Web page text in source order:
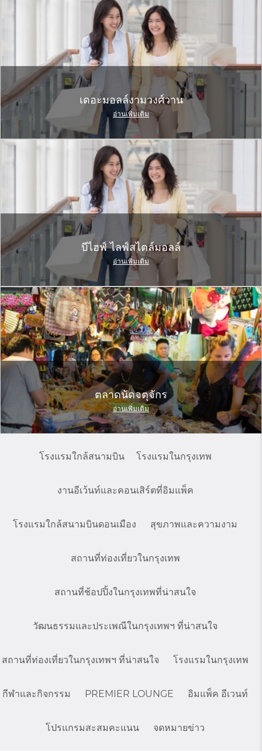
เดอะมอลล์งามวงศ์วาน
อ่านเพิ่มเติม
บีไฮฟ์ ไลฟ์สไตล์มอลล์
อ่านเพิ่มเติม
ตลาดนัดจตุจักร
อ่านเพิ่มเติม
โรงแรมใกล้สนามบิน โรงแรมในกรุงเทพ
งานอีเว้นท์และคอนเสิร์ตที่อิมแพ็ค
โรงแรมใกล้สนามบินดอนเมือง สุขภาพและความงาม
สถานที่ท่องเที่ยวในกรุงเทพ
สถานที่ช้อปปิ้งในกรุงเทพที่น่าสนใจ
วัฒนธรรมและประเพณีในกรุงเทพฯ ที่น่าสนใจ
สถานที่ท่องเที่ยวในกรุงเทพฯ ที่น่าสนใจ โรงแรมในกรุงเทพ
กีฬาและกิจกรรม PREMIER LOUNGE อิมแพ็ค อีเวนท์
โปรแกรมสะสมคะแนน จดหมายข่าว